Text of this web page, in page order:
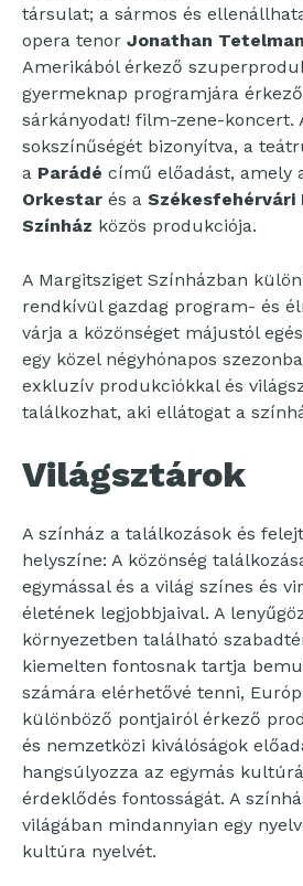
társulat; a sármos és
opera tenor Jonathan Tetelman
Amerikából érkező
gyermeknap programjára
sárkányodat! film-zene-koncert.
sokszínűségét bizonyítva, a
a Parádé című előadást, amely
Orkestar és a Székesfehérvári
Színház közös produkciója.
A Margitsziget Színházban
rendkívül gazdag program- és
várja a közönséget májustól
egy közel négyhónapos
exkluzív produkciókkal és
találkozhat, aki ellátogat a
Világsztárok
A színház a találkozások és
helyszíne: A közönség
egymással és a világ színes és
életének legjobbjaival. A
környezetben található
kiemelten fontosnak tartja
számára elérhetővé tenni,
különböző pontjairól érkező
és nemzetközi kiválóságok
hangsúlyozza az egymás
érdeklődés fontosságát. A
világában mindannyian egy
kultúra nyelvét.